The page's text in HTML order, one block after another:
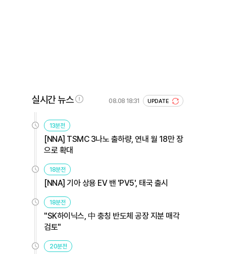
실시간 뉴스 08.08 18:31 UPDATE
13분전
[NNA] TSMC 3나노 출하량, 연내 월 18만 장
으로 확대
18분전
[NNA] 기아 상용 EV 밴 'PV5', 태국 출시
18분전
"SK하이닉스, 中 충칭 반도체 공장 지분 매각
검토"
20분전